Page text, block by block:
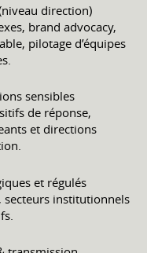
direction)
brand advocacy,
pilotage d’équipes
sensibles
de réponse,
et directions
et régulés
secteurs institutionnels